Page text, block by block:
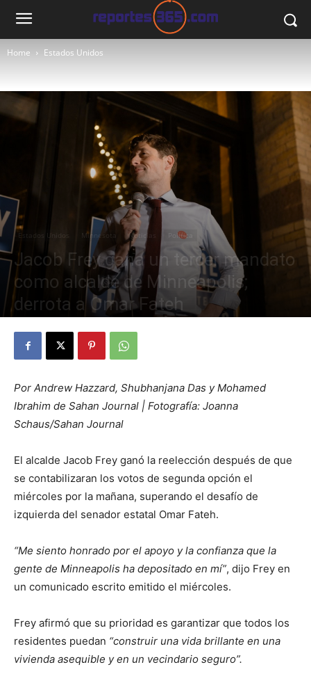
Home Estados Unidos
Estados Unidos Minnesota Noticias Política
Jacob Frey gana un tercer mandato
como alcalde de Minneapolis;
derrota a Omar Fateh
Por Andrew Hazzard, Shubhanjana Das y Mohamed
Ibrahim de Sahan Journal | Fotografía: Joanna
Schaus/Sahan Journal
El alcalde Jacob Frey ganó la reelección después de que
se contabilizaran los votos de segunda opción el
miércoles por la mañana, superando el desafío de
izquierda del senador estatal Omar Fateh.
“Me siento honrado por el apoyo y la confianza que la
gente de Minneapolis ha depositado en mí”, dijo Frey en
un comunicado escrito emitido el miércoles.
Frey afirmó que su prioridad es garantizar que todos los
residentes puedan “construir una vida brillante en una
vivienda asequible y en un vecindario seguro”.